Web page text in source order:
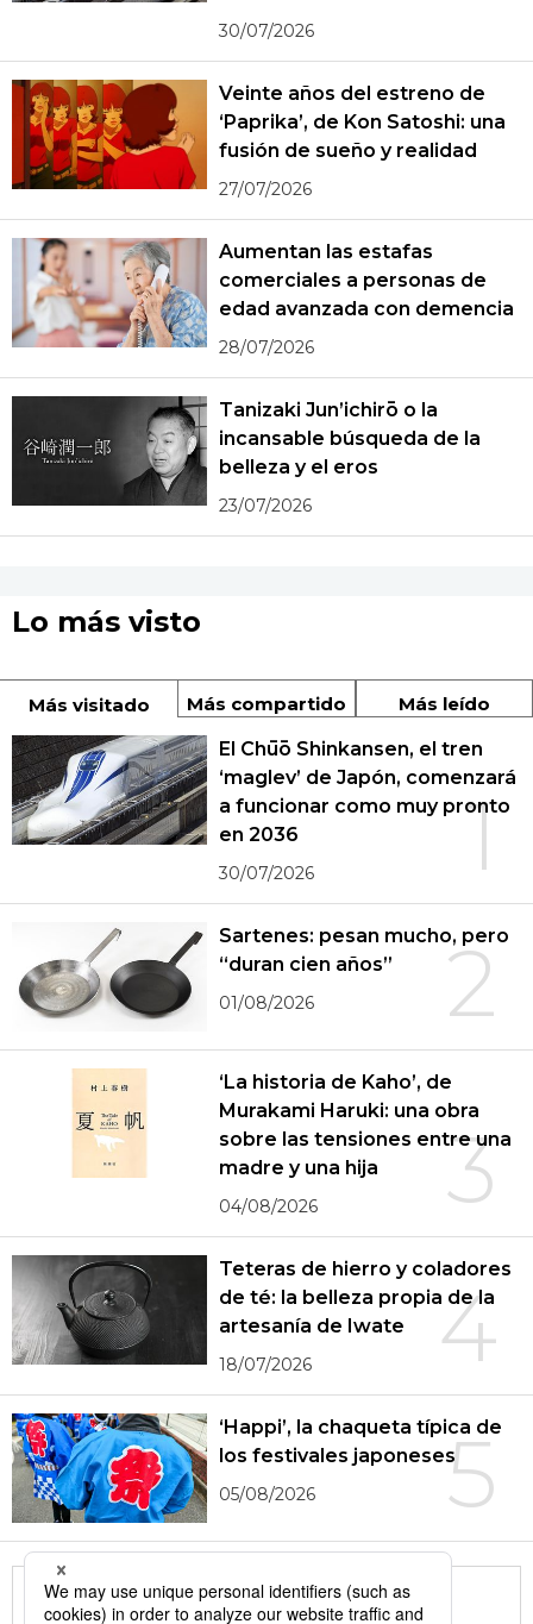
30/07/2026
Veinte años del estreno de
‘Paprika’, de Kon Satoshi: una
fusión de sueño y realidad
27/07/2026
Aumentan las estafas
comerciales a personas de
edad avanzada con demencia
28/07/2026
Tanizaki Jun’ichirō o la
incansable búsqueda de la
belleza y el eros
23/07/2026
Lo más visto
Más visitado Más compartido Más leído
1
El Chūō Shinkansen, el tren
‘maglev’ de Japón, comenzará
a funcionar como muy pronto
en 2036
30/07/2026
2
Sartenes: pesan mucho, pero
“duran cien años”
01/08/2026
3
‘La historia de Kaho’, de
Murakami Haruki: una obra
sobre las tensiones entre una
madre y una hija
04/08/2026
4
Teteras de hierro y coladores
de té: la belleza propia de la
artesanía de Iwate
18/07/2026
5
‘Happi’, la chaqueta típica de
los festivales japoneses
05/08/2026
More in this series